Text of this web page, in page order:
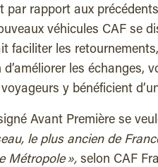
par rapport aux
véhicules CAF se
faciliter les
les échanges,
y bénéficient
Avant Première se
le plus ancien de
Métropole », selon CAF